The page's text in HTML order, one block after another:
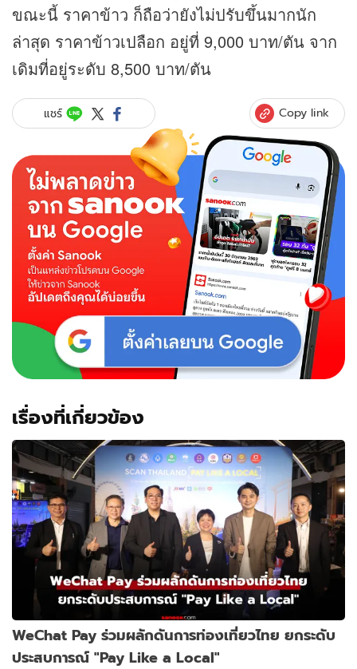
ขณะนี้ ราคาข้าว ก็ถือว่ายังไม่ปรับขึ้นมากนัก
ล่าสุด ราคาข้าวเปลือก อยู่ที่ 9,000 บาท/ตัน จาก
เดิมที่อยู่ระดับ 8,500 บาท/ตัน
แชร์ Copy link
เรื่องที่เกี่ยวข้อง
WeChat Pay ร่วมผลักดันการท่องเที่ยวไทย ยกระดับ
ประสบการณ์ "Pay Like a Local"